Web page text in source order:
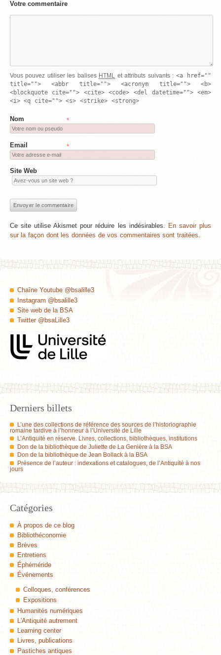
Votre commentaire
Vous pouvez utiliser les balises HTML et attributs suivants : <a href=""
title=""> <abbr title=""> <acronym title=""> <b>
<blockquote cite=""> <cite> <code> <del datetime=""> <em>
<i> <q cite=""> <s> <strike> <strong>
Nom *
Email *
Site Web
Ce site utilise Akismet pour réduire les indésirables. En savoir plus
sur la façon dont les données de vos commentaires sont traitées.
Chaîne Youtube @bsalille3
Instagram @bsalille3
Site web de la BSA
Twitter @bsaLille3
Derniers billets
L’une des collections de référence des sources de l’historiographie
romaine tardive à l’honneur à l’Université de Lille
L’Antiquité en réserve. Livres, collections, bibliothèques, institutions
Don de la bibliothèque de Juliette de La Genière à la BSA
Don de la bibliothèque de Jean Bollack à la BSA
Présence de l’auteur : indexations et catalogues, de l’Antiquité à nos
jours
Catégories
À propos de ce blog
Bibliothéconomie
Brèves
Entretiens
Éphéméride
Événements
Colloques, conférences
Expositions
Humanités numériques
L'Antiquité autrement
Learning center
Livres, publications
Pastiches antiques